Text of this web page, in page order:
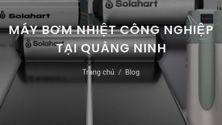
MÁY BƠM NHIỆT CÔNG NGHIỆP
TẠI QUẢNG NINH
Trang chủ Blog